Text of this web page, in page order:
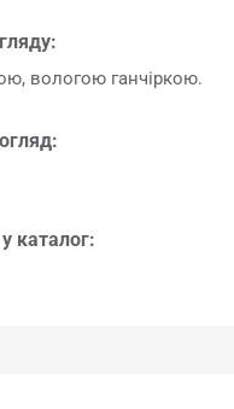
вологою ганчіркою.
каталог: